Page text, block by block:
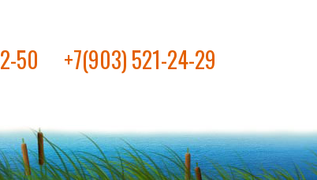
50 +7(903) 521-24-29